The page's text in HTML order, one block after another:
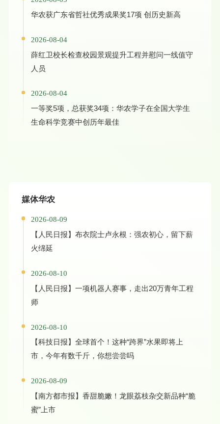
华农获广东省哲社优秀成果奖17项 创历史新高
2026-08-04
薛红卫校长检查校园景观提升工程并慰问一线值守
人员
2026-08-04
一等奖5项，总获奖34项：华农学子在全国大学生
生命科学竞赛中创历年最佳
媒体华农
2026-08-09
【人民日报】布衣院士卢永根：强农初心，留下薪
火绵延
2026-08-10
【人民日报】一项机器人赛事，走出20万青年工程
师
2026-08-10
【科技日报】全球首个！这种“跨界”水果即将上
市，今年有数千斤，你想尝尝吗
2026-08-09
【南方都市报】香甜脆嫩！龙眼荔枝杂交新品种“脆
蜜”上市